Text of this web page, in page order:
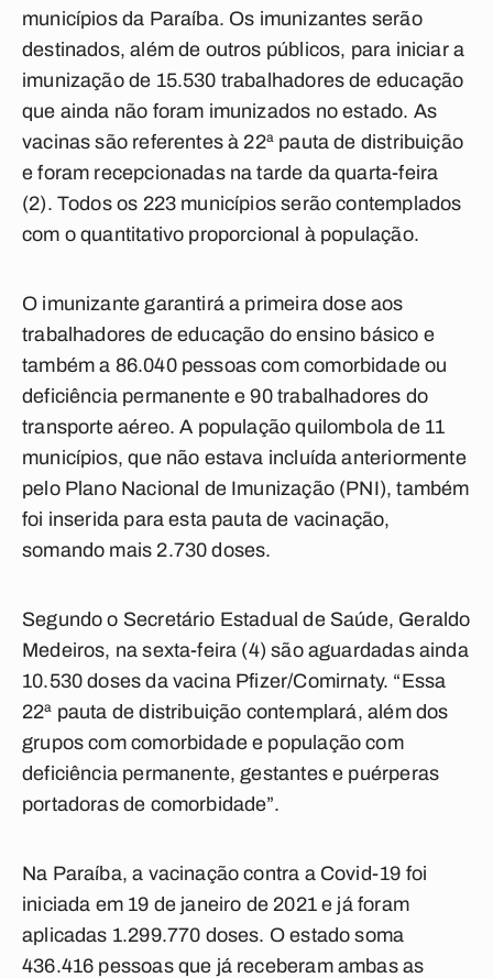
municípios da Paraíba. Os imunizantes serão
destinados, além de outros públicos, para iniciar a
imunização de 15.530 trabalhadores de educação
que ainda não foram imunizados no estado. As
vacinas são referentes à 22ª pauta de distribuição
e foram recepcionadas na tarde da quarta-feira
(2). Todos os 223 municípios serão contemplados
com o quantitativo proporcional à população.
O imunizante garantirá a primeira dose aos
trabalhadores de educação do ensino básico e
também a 86.040 pessoas com comorbidade ou
deficiência permanente e 90 trabalhadores do
transporte aéreo. A população quilombola de 11
municípios, que não estava incluída anteriormente
pelo Plano Nacional de Imunização (PNI), também
foi inserida para esta pauta de vacinação,
somando mais 2.730 doses.
Segundo o Secretário Estadual de Saúde, Geraldo
Medeiros, na sexta-feira (4) são aguardadas ainda
10.530 doses da vacina Pfizer/Comirnaty. “Essa
22ª pauta de distribuição contemplará, além dos
grupos com comorbidade e população com
deficiência permanente, gestantes e puérperas
portadoras de comorbidade”.
Na Paraíba, a vacinação contra a Covid-19 foi
iniciada em 19 de janeiro de 2021 e já foram
aplicadas 1.299.770 doses. O estado soma
436.416 pessoas que já receberam ambas as